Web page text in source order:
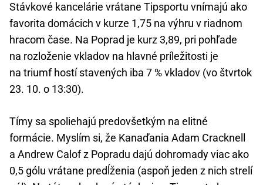
Stávkové kancelárie vrátane Tipsportu vnímajú ako
favorita domácich v kurze 1,75 na výhru v riadnom
hracom čase. Na Poprad je kurz 3,89, pri pohľade
na rozloženie vkladov na hlavné príležitosti je
na triumf hostí stavených iba 7 % vkladov (vo štvrtok
23. 10. o 13:30).
Tímy sa spoliehajú predovšetkým na elitné
formácie. Myslím si, že Kanaďania Adam Cracknell
a Andrew Calof z Popradu dajú dohromady viac ako
0,5 gólu vrátane predĺženia (aspoň jeden z nich strelí